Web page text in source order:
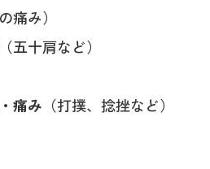
痛み）
（五十肩など）
痛み （打撲、捻挫など）